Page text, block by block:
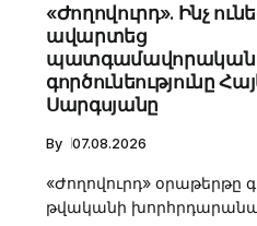
«Ժողովուրդ». Ինչ
ավարտեց
պատգամավորական
գործունեությունը
Սարգսյանը
By 07.08.2026
«Ժողովուրդ» օրաթերթը
թվականի